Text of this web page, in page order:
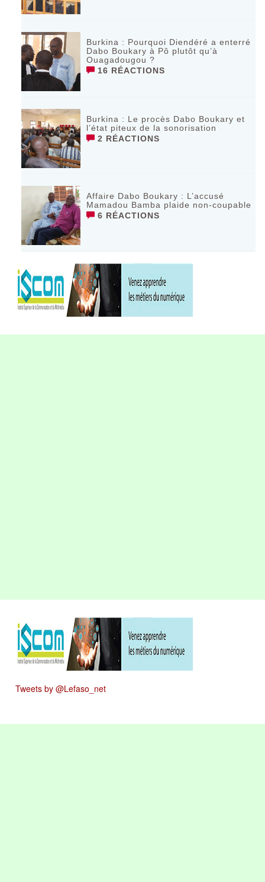
Burkina : Pourquoi Diendéré a enterré
Dabo Boukary à Pô plutôt qu’à
Ouagadougou ?
16 RÉACTIONS
Burkina : Le procès Dabo Boukary et
l’état piteux de la sonorisation
2 RÉACTIONS
Affaire Dabo Boukary : L’accusé
Mamadou Bamba plaide non-coupable
6 RÉACTIONS
Tweets by @Lefaso_net